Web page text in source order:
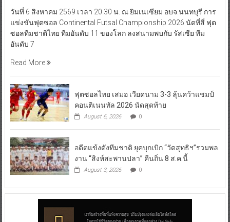
วันที่ 6 สิงหาคม 2569 เวลา 20.30 น. ณ ยิมเนเซียม อบจ.นนทบุรี การ
แข่งขันฟุตซอล Continental Futsal Championship 2026 นัดที่สี่ ฟุต
ซอลทีมชาติไทย ทีมอันดับ 11 ของโลก ลงสนามพบกับ รัสเซีย ทีม
อันดับ 7
Read More
ฟุตซอลไทย เสมอ เวียดนาม 3-3 ลุ้นคว้าแชมป์
คอนติเนนทัล 2026 นัดสุดท้าย
August 6, 2026 0
อดีตแข้งดังทีมชาติ ยุคบุกเบิก “วัดสุทธิฯ”รวมพล
งาน “สิงห์สะพานปลา” คืนถิ่น 8 ส.ค.นี้
August 3, 2026 0